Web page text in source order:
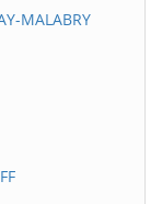
MALABRY